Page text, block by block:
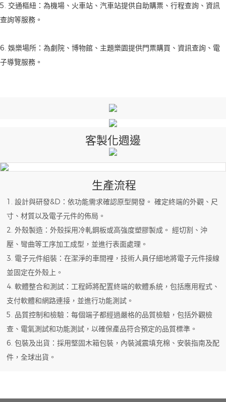
5. 交通樞紐：為機場、火車站、汽車站提供自助購票、行程查詢、資訊
查詢等服務。
6. 娛樂場所：為劇院、博物館、主題樂園提供門票購買、資訊查詢、電
子導覽服務。
客製化週邊
生產流程
1. 設計與研發&D：依功能需求確認原型開發。 確定終端的外觀、尺
寸、材質以及電子元件的佈局。
2. 外殼製造：外殼採用冷軋鋼板或高強度塑膠製成。 經切割、沖
壓、彎曲等工序加工成型，並進行表面處理。
3. 電子元件組裝：在潔淨的車間裡，技術人員仔細地將電子元件接線
並固定在外殼上。
4. 軟體整合和測試：工程師將配置終端的軟體系統，包括應用程式、
支付軟體和網路連接，並進行功能測試。
5. 品質控制和檢驗：每個端子都經過嚴格的品質檢驗，包括外觀檢
查、電氣測試和功能測試，以確保產品符合預定的品質標準。
6. 包裝及出貨：採用堅固木箱包裝，內裝減震填充棉、安裝指南及配
件，全球出貨。